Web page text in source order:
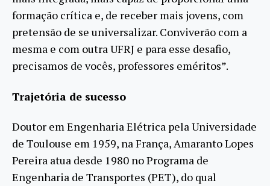
formação crítica e, de receber mais jovens, com
pretensão de se universalizar. Conviverão com a
mesma e com outra UFRJ e para esse desafio,
precisamos de vocês, professores eméritos”.
Trajetória de sucesso
Doutor em Engenharia Elétrica pela Universidade
de Toulouse em 1959, na França, Amaranto Lopes
Pereira atua desde 1980 no Programa de
Engenharia de Transportes (PET), do qual